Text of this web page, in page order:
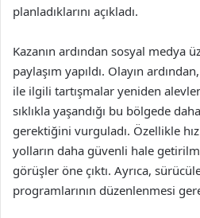
planladıklarını açıkladı.
Kazanın ardından sosyal medya
paylaşım yapıldı. Olayın
ile ilgili tartışmalar yeniden
sıklıkla yaşandığı bu bölgede
gerektiğini vurguladı. Özellikle
yolların daha güvenli hale
görüşler öne çıktı. Ayrıca,
programlarının düzenlenmesi